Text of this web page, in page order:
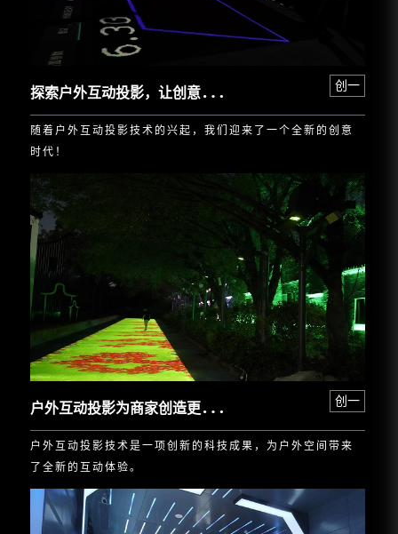
探
索户外互动投影，让创意尽情释放！ 创一
随着户外互动投影技术的兴起，我们迎来了一个全新的创意
时代！
户
外互动投影为商家创造更多惊喜和体验 创一
户外互动投影技术是一项创新的科技成果，为户外空间带来
了全新的互动体验。